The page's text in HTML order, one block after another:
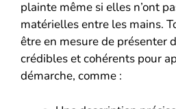
plainte même si elles n’ont
matérielles entre les mains.
être en mesure de présenter
crédibles et cohérents pour
démarche, comme :